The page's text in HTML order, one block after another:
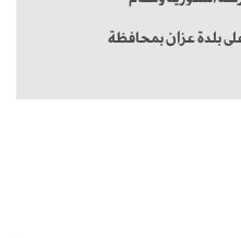
بلدة عزان بمحافظة